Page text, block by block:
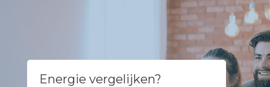
Energie vergelijken?